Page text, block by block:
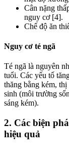
Cân nặng
nguy cơ [4].
Chế độ ăn
Nguy cơ té ngã
Té ngã là nguyên
tuổi. Các yếu tố
thăng bằng kém,
sinh (môi trường
sáng kém).
2. Các biện
hiệu quả